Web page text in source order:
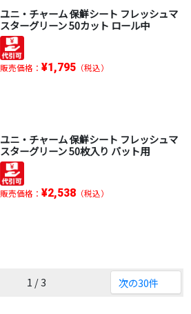
ユニ・チャーム 保鮮シート フレッシュマ
スターグリーン 50カット ロール中
販売価格： ¥1,795（税込）
ユニ・チャーム 保鮮シート フレッシュマ
スターグリーン 50枚入り バット用
販売価格： ¥2,538（税込）
1 / 3 次の30件